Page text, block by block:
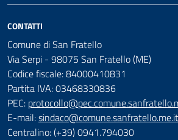
CONTATTI
Comune di San Fratello
Via Serpi - 98075 San Fratello (ME)
Codice fiscale: 84000410831
Partita IVA: 03468330836
PEC:
E-mail:sindaco@comune.sanfratello.me.it
Centralino: (+39) 0941.794030